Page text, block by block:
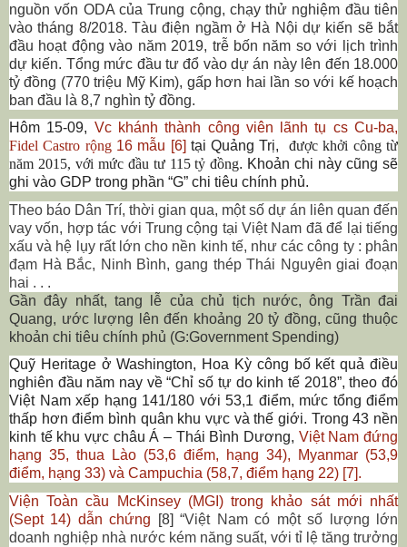
nguồn vốn ODA của Trung cộng, chạy thử nghiệm đầu tiên
vào tháng 8/2018. Tàu điện ngầm ở Hà Nội dự kiến sẽ bắt
đầu hoạt động vào năm 2019, trễ bốn năm so với lịch trình
dự kiến. Tổng mức đầu tư đổ vào dự án này lên đến 18.000
tỷ đồng (770 triệu Mỹ Kim), gấp hơn hai lần so với kế hoạch
ban đầu là 8,7 nghìn tỷ đồng.
Hôm 15-09, Vc khánh thành công viên lãnh tụ cs Cu-ba,
Fidel Castro rộng 16 mẫu [6] tại Quảng Trị,
được khởi công từ
năm 2015, với mức đầu tư 115 tỷ đồng. Khoản chi này cũng sẽ
ghi vào GDP trong phần “G” chi tiêu chính phủ.
Theo báo Dân Trí, thời gian qua, một số dự án liên quan đến
vay vốn, hợp tác với Trungcộng tại Việt Nam đã để lại tiếng
xấu và hệ l ụyrất lớn cho nền kinh tế, như các công ty : phân
đạm Hà Bắc, Ninh Bình, gang thép Thái Nguyên giai đoạn
hai . . .
Gần đây nhất, tang lễ của chủ tịch nước, ông Trần đai
Quang, ước lượng lên đến khoảng 20 tỷ đồng, cũng thuộc
khoản chi tiêu chính phủ (G:Government Spending)
Quỹ Heritage ở Washington, Hoa Kỳ công bố kết quả điều
nghiên đầu năm nay về “Chỉ số tự do kinh tế 2018”, theo đó
Việt Nam xếp hạng 141/180 với 53,1 điểm, mức tổng điểm
thấp hơn điểm bình quân khu vực và thế giới. Trong 43 nền
kinh tế khu vực châu Á – Thái Bình Dương, Việt Nam đứng
hạng 35, thua Lào (53,6 điểm, hạng 34), Myanmar (53,9
điểm, hạng 33) và Campuchia (58,7, điểm hạng 22) [7].
Viện Toàn cầu McKinsey(MGI ) trong khảo sát mới nhất
(Sept 14) dẫn chứng [8] “Việt Nam có một số lượng lớn
doanh nghiệp nhà nước kém năng suất, với tỉ lệ tăng trưởng